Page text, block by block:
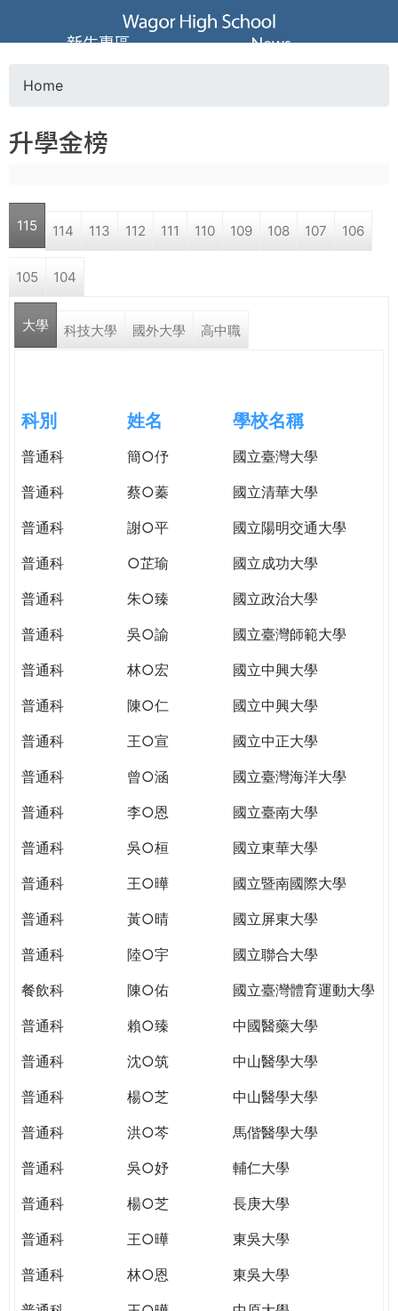
Jump to navigation
葳
格
高
中
學
格。
民。
TODAY
WORLD
TOMORROW
YOU
THE
PATH
GLOBAL
o
u
a
r
e
e
r
e
Home
升學金榜
115 114 113 112 111 110 109 108 107 106
105 104
大學 科技大學 國外大學 高中職
科別 姓名 學校名稱
普通科 簡○伃
國立臺灣大學
普通科
蔡○蓁
國立清華大學
普通科
謝○平
國立陽明交通大學
普通科
○芷瑜
國立成功大學
普通科
朱○臻
國立政治大學
普通科
吳○諭
國立臺灣師範大學
普通科
林○宏
國立中興大學
普通科
陳○仁
國立中興大學
普通科
王○宣
國立中正大學
普通科
曾○涵
國立臺灣海洋大學
普通科
李○恩
國立臺南大學
普通科
吳○桓
國立東華大學
普通科
王○曄
國立暨南國際大學
普通科
黃○晴
國立屏東大學
普通科
陸○宇
國立聯合大學
餐飲科
陳○佑
國立臺灣體育運動大學
普通科
賴○臻
中國醫藥大學
普通科
沈○筑
中山醫學大學
普通科
楊○芝
中山醫學大學
普通科
洪○芩
馬偕醫學大學
普通科
吳○妤
輔仁大學
普通科
楊○芝
長庚大學
普通科
王○曄
東吳大學
普通科
林○恩
東吳大學
新生專區 News